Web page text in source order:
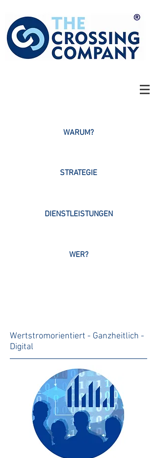
WARUM?
STRATEGIE
DIENSTLEISTUNGEN
WER?
Wertstromorientiert - Ganzheitlich -
Digital